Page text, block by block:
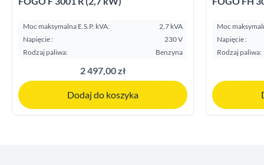
Moc maksymalna E.S.P. kVA:
2,7 kVA
Napięcie :
230 V
Rodzaj paliwa:
Benzyna
2 497,00 zł
Dodaj do koszyka
Moc
Napięcie :
Rodzaj paliwa: